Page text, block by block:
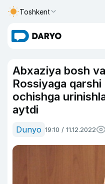
Toshkent
Abxaziya bosh
Rossiyaga
ochishga
aytdi
Dunyo 19:10 / 11.12.2022